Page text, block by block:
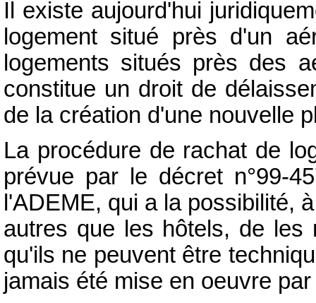
Il existe aujourd'hui
logement situé près d'un
logements situés près des
constitue un droit de
de la création d'une nouvelle
La procédure de rachat de
prévue par le décret n°99-
l'ADEME, qui a la possibilité,
autres que les hôtels, de les
qu'ils ne peuvent être
jamais été mise en oeuvre